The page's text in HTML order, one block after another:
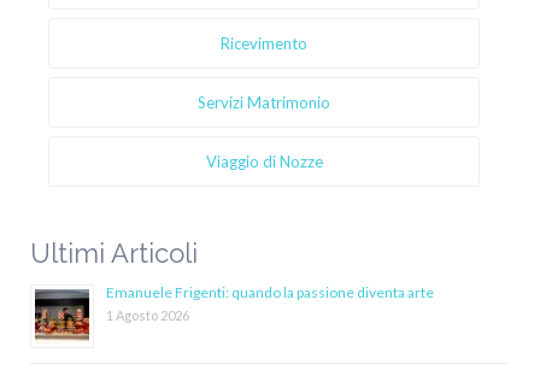
Ricevimento
Servizi Matrimonio
Viaggio di Nozze
Ultimi Articoli
Emanuele Frigenti: quando la passione diventa arte
1 Agosto 2026